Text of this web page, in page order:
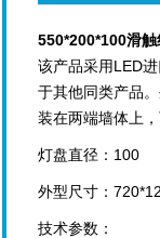
550*200*100滑
该产品采用LED
于其他同类产品
装在两端墙体上
灯盘直径：100
外型尺寸：
技术参数：